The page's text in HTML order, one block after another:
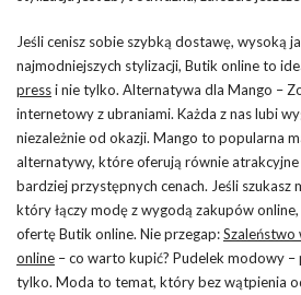
Jeśli cenisz sobie szybką dostawę, wysoką
najmodniejszych stylizacji, Butik online to
pressi nie tylko. Alternatywa dla Mango –
internetowy z ubraniami. Każda z nas lubi
niezależnie od okazji. Mango to popularna
alternatywy, które oferują równie atrakcyjne
bardziej przystępnych cenach. Jeśli szukasz
który łączy modę z wygodą zakupów
ofertę Butik online. Nie przegap:Szaleństwo
online – co warto kupić? Pudelek modowy
tylko. Moda to temat, który bez wątpienia